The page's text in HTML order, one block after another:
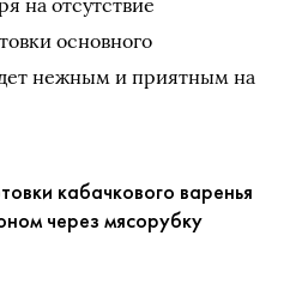
основного
нежным и приятным на
кабачкового варенья
через мясорубку